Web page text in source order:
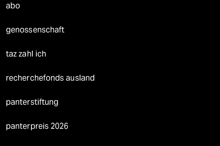
abo
genossenschaft
taz zahl ich
recherchefonds ausland
panterstiftung
panterpreis 2026